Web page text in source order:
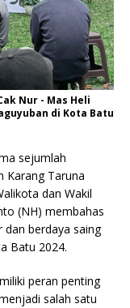
Nur - Mas Heli
di Kota Batu
sejumlah
Karang Taruna
dan Wakil
(NH) membahas
dan berdaya saing
Batu 2024.
peran penting
salah satu